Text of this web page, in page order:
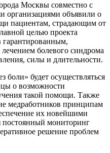
Москвы совместно с
организациями объявили о
пациентам, страдающим от
целью проекта
гарантированным,
болевого синдрома
силы и длительности.
будет осуществляться
о возможности
такой помощи. Также
медработников принципам
их новейшими
постоянный мониторинг
решение проблем